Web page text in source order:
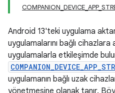
Android 13'teki uygulama
uygulamalarını bağlı
uygulamalarla etkileşimde
uygulamanın bağlı uzak
yönetmesine olanak tanır.